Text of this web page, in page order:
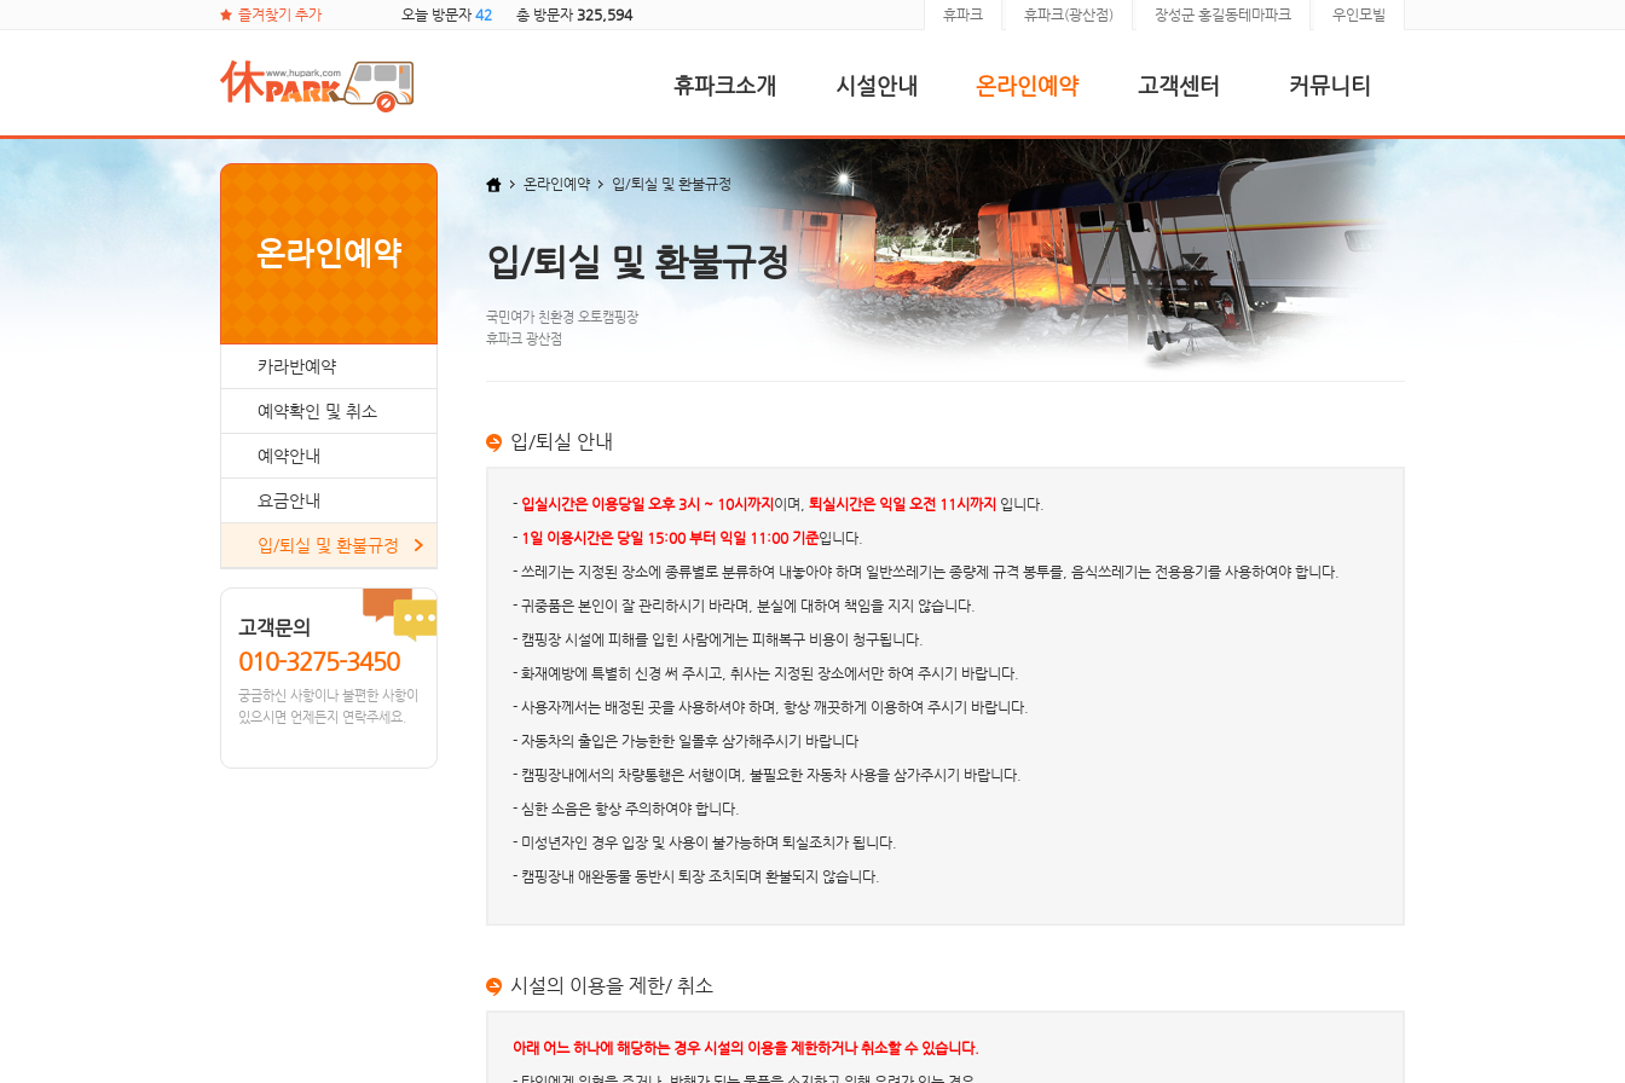
즐겨찾기 추가 휴파크 휴파크(광산점) 장성군 홍길동테마파크 우인모빌
오늘 방문자 42 총 방문자 325,594
휴파크소개 시설안내 온라인예약 고객센터 커뮤니티
온라인예약
카라반예약
예약확인 및 취소
예약안내
요금안내
입/퇴실 및 환불규정
고객문의
010-3275-3450
궁금하신 사항이나 불편한 사항이
있으시면 언제든지 연락주세요.
온라인예약 입/퇴실 및 환불규정
입/퇴실 및 환불규정
국민여가 친환경 오토캠핑장
휴파크 광산점
입/퇴실 안내
- 입실시간은 이용당일 오후 3시 ~ 10시까지 이며, 퇴실시간은 익일 오전 11시까지 입니다.
- 1일 이용시간은 당일 15:00 부터 익일 11:00 기준입니다.
- 쓰레기는 지정된 장소에 종류별로 분류하여 내놓아야 하며 일반쓰레기는 종량제 규격 봉투를, 음식쓰레기는 전용용기를 사용하여야 합니다.
- 귀중품은 본인이 잘 관리하시기 바라며, 분실에 대하여 책임을 지지 않습니다.
- 캠핑장 시설에 피해를 입힌 사람에게는 피해복구 비용이 청구됩니다.
- 화재예방에 특별히 신경 써 주시고, 취사는 지정된 장소에서만 하여 주시기 바랍니다.
- 사용자께서는 배정된 곳을 사용하셔야 하며, 항상 깨끗하게 이용하여 주시기 바랍니다.
- 자동차의 출입은 가능한한 일몰후 삼가해주시기 바랍니다
- 캠핑장내에서의 차량통행은 서행이며, 불필요한 자동차 사용을 삼가주시기 바랍니다.
- 심한 소음은 항상 주의하여야 합니다.
- 미성년자인 경우 입장 및 사용이 불가능하며 퇴실조치가 됩니다.
- 캠핑장내 애완동물 동반시 퇴장 조치되며 환불되지 않습니다.
시설의 이용을 제한/ 취소
아래 어느 하나에 해당하는 경우 시설의 이용을 제한하거나 취소할 수 있습니다.